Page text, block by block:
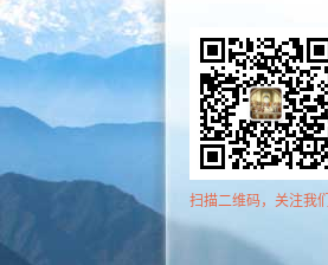
扫描二维码，关注我们